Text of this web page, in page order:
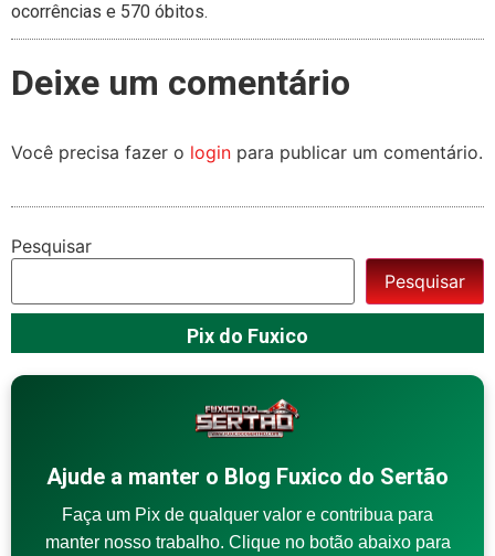
ocorrências e 570 óbitos.
Deixe um comentário
Você precisa fazer o login para publicar um comentário.
Pesquisar
Pesquisar
Pix do Fuxico
Ajude a manter o Blog Fuxico do Sertão
Faça um Pix de qualquer valor e contribua para
manter nosso trabalho. Clique no botão abaixo para